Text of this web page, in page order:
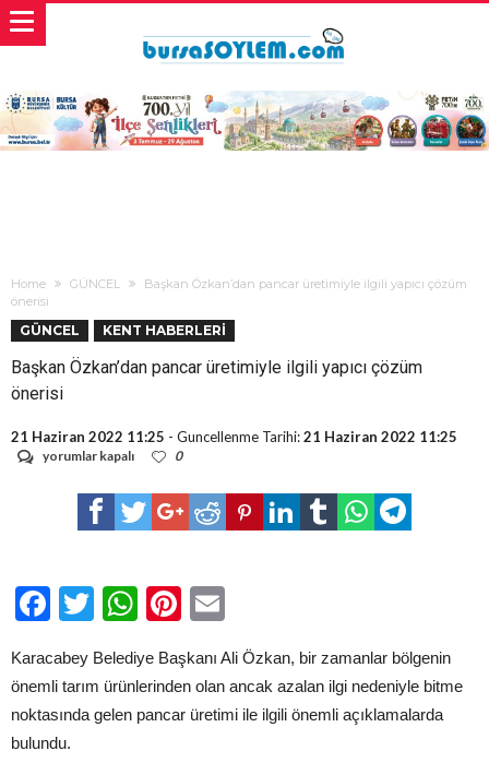
Home GÜNCEL
Başkan Özkan’dan pancar üretimiyle ilgili yapıcı çözüm
önerisi
GÜNCEL KENT HABERLERİ
Başkan Özkan’dan pancar üretimiyle ilgili yapıcı çözüm
önerisi
21 Haziran 2022 11:25 - Guncellenme Tarihi:21 Haziran 2022 11:25
Başkan
pancar
üretimiyle
için
yorumlar kapalı 0
Facebook
TwitterWhatsApp
Pinterest
Karacabey Belediye Başkanı Ali Özkan, bir zamanlar bölgenin
önemli tarım ürünlerinden olan ancak azalan ilgi nedeniyle bitme
noktasında gelen pancar üretimi ile ilgili önemli açıklamalarda
bulundu.